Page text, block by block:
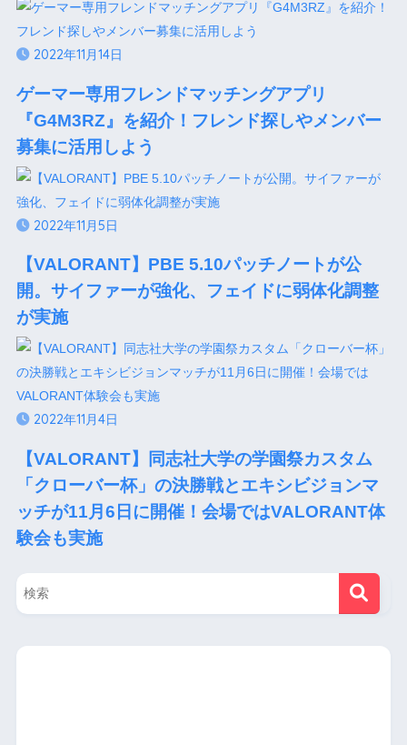
2022年11月14日
ゲーマー専用フレンドマッチングアプリ
『G4M3RZ』を紹介！フレンド探しやメンバー
募集に活用しよう
2022年11月5日
【VALORANT】PBE 5.10パッチノートが公
開。サイファーが強化、フェイドに弱体化調整
が実施
2022年11月4日
【VALORANT】同志社大学の学園祭カスタム
「クローバー杯」の決勝戦とエキシビジョンマ
ッチが11月6日に開催！会場ではVALORANT体
験会も実施